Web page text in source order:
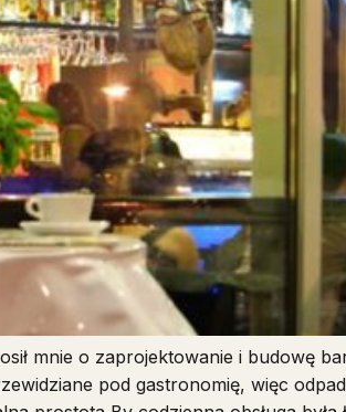
mnie o zaprojektowanie i budowę
pod gastronomię, więc